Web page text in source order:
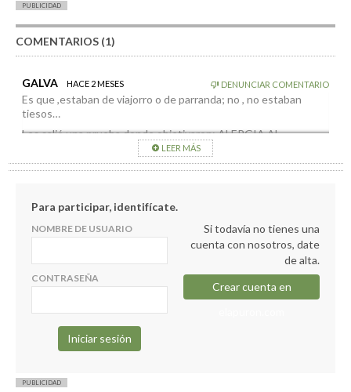
PUBLICIDAD
COMENTARIOS (1)
GALVA HACE 2 MESES DENUNCIAR COMENTARIO
Es que ,estaban de viajorro o de parranda; no , no estaban
tiesos…
Les salió una prueba donde objetivaron: ALERGIA AL
Tres cochinos en Argual…TRES. Y PAELLA; CHICHARRONES,
LEER MÁS
Para participar, identifícate.
NOMBRE DE USUARIO
CONTRASEÑA
Si todavía no tienes una
cuenta con nosotros, date
de alta.
Crear cuenta en
PUBLICIDAD